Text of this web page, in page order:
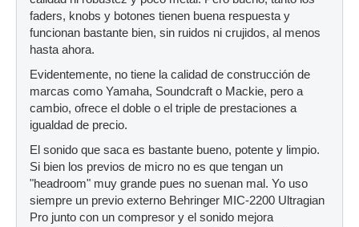
faders, knobs y botones tienen buena respuesta y
funcionan bastante bien, sin ruidos ni crujidos, al menos
hasta ahora.
Evidentemente, no tiene la calidad de construcción de
marcas como Yamaha, Soundcraft o Mackie, pero a
cambio, ofrece el doble o el triple de prestaciones a
igualdad de precio.
El sonido que saca es bastante bueno, potente y limpio.
Si bien los previos de micro no es que tengan un
"headroom" muy grande pues no suenan mal. Yo uso
siempre un previo externo Behringer MIC-2200 Ultragian
Pro junto con un compresor y el sonido mejora